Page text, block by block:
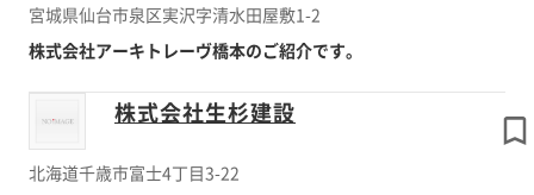
宮城県仙台市泉区実沢字清水田屋敷1-2
株式会社アーキトレーヴ橋本のご紹介です。
株式会社生杉建設
北海道千歳市富士4丁目3-22